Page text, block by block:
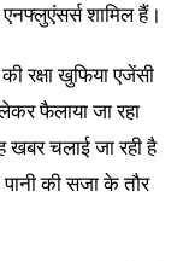
एनफ्लुएंसर्स शामिल हैं।
रक्षा खुफिया एजेंसी
फैलाया जा रहा
खबर चलाई जा रही है
पानी की सजा के तौर